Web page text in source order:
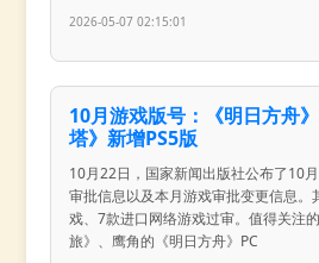
2026-05-07 02:15:01
10月游戏版号：《明日方舟
塔》新增PS5版
10月22日，国家新闻出版社公布了10
审批信息以及本月游戏审批变更信息
戏、7款进口网络游戏过审。值得关注
旅》、鹰角的《明日方舟》PC